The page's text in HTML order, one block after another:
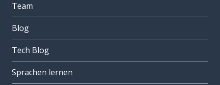
Team
Blog
Tech Blog
Sprachen lernen